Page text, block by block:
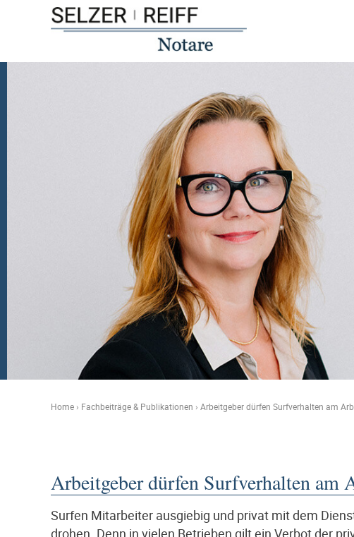
Home › Fachbeiträge & Publikationen › Arbeitgeber dürfen Surfverhalten am
Arbeitgeber dürfen Surfverhalten am
Surfen Mitarbeiter ausgiebig und privat mit dem
drohen. Denn in vielen Betrieben gilt ein Verbot der